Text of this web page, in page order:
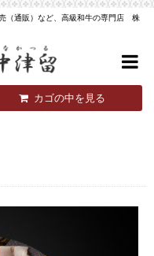
（通販）など、高級和牛の専門店 株
カゴの中を見る